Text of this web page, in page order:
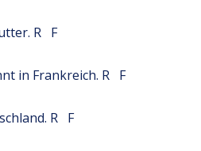
R F
in Frankreich. R F
R F